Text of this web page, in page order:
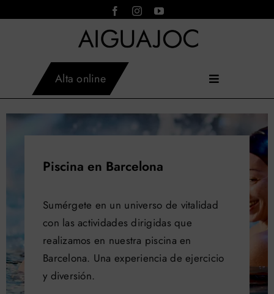
Alta online
Toggle
Navigation
Inicio
Instalaciones
Actividades
Tarifas
Aiguajoc
Contacto
Blog
Reservar actividades
Piscina en Barcelona
Sumérgete en un universo de vitalidad
con las actividades dirigidas que
realizamos en nuestra piscina en
Barcelona. Una experiencia de ejercicio
y diversión.
AIGUAJOC ×